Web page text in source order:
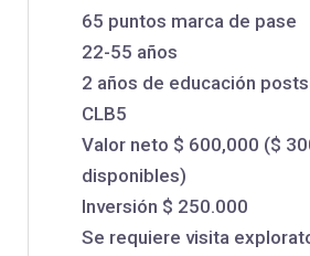
65 puntos marca de pase
22-55 años
2 años de educación
CLB5
Valor neto $ 600,000 ($
disponibles)
Inversión $ 250.000
Se requiere visita